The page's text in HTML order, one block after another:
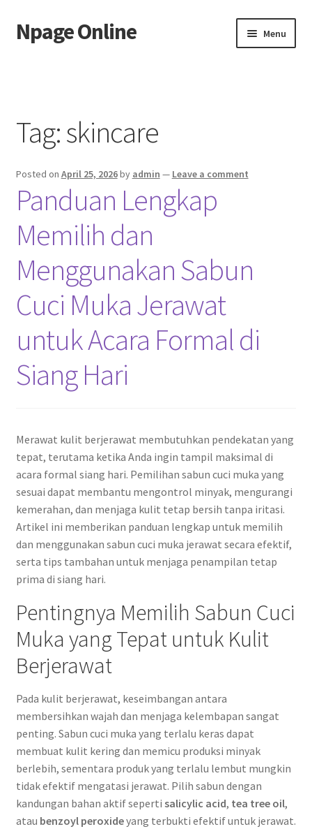
Skip
to
Skip
to
Npage Online Menu
Tag:skincare
Posted on April 25, 2026by admin — Leave a comment
Panduan Lengkap
Memilih dan
Menggunakan Sabun
Cuci Muka Jerawat
untuk Acara Formal di
Siang Hari
Merawat kulit berjerawat membutuhkan pendekatan yang
tepat, terutama ketika Anda ingin tampil maksimal di
acara formal siang hari. Pemilihan sabun cuci muka yang
sesuai dapat membantu mengontrol minyak, mengurangi
kemerahan, dan menjaga kulit tetap bersih tanpa iritasi.
Artikel ini memberikan panduan lengkap untuk memilih
dan menggunakan sabun cuci muka jerawat secara efektif,
serta tips tambahan untuk menjaga penampilan tetap
prima di siang hari.
Pentingnya Memilih Sabun Cuci
Muka yang Tepat untuk Kulit
Berjerawat
Pada kulit berjerawat, keseimbangan antara
membersihkan wajah dan menjaga kelembapan sangat
penting. Sabun cuci muka yang terlalu keras dapat
membuat kulit kering dan memicu produksi minyak
berlebih, sementara produk yang terlalu lembut mungkin
tidak efektif mengatasi jerawat. Pilih sabun dengan
kandungan bahan aktif seperti salicylic acid, tea tree oil,
atau benzoyl peroxideyang terbukti efektif untuk jerawat.